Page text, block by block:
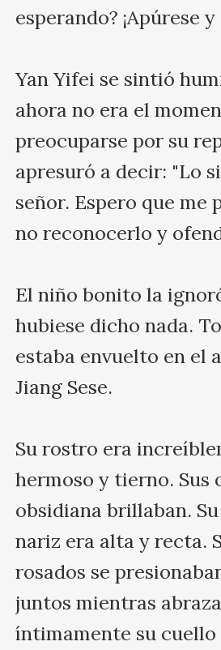
esperando? ¡Apúrese
Yan Yifei se sintió
ahora no era el
preocuparse por su
apresuró a decir: "Lo
señor. Espero que me
no reconocerlo y
El niño bonito la
hubiese dicho nada.
estaba envuelto en el
Jiang Sese.
Su rostro era
hermoso y tierno. Sus
obsidiana brillaban.
nariz era alta y recta.
rosados ​​se
juntos mientras
íntimamente su cuello